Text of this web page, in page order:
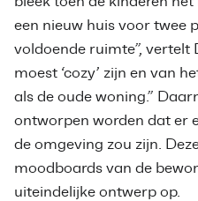
een nieuw huis voor twee
voldoende ruimte”, vertelt
moest ‘cozy’ zijn en van
als de oude woning.”
ontworpen worden dat er
de omgeving zou zijn.
moodboards van de
uiteindelijke ontwerp op.